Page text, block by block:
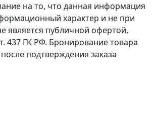
на то, что данная информация
характер и не при
является публичной офертой,
437 ГК РФ. Бронирование товара
подтверждения заказа